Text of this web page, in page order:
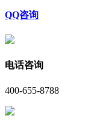
QQ咨询
电话咨询
400-655-8788